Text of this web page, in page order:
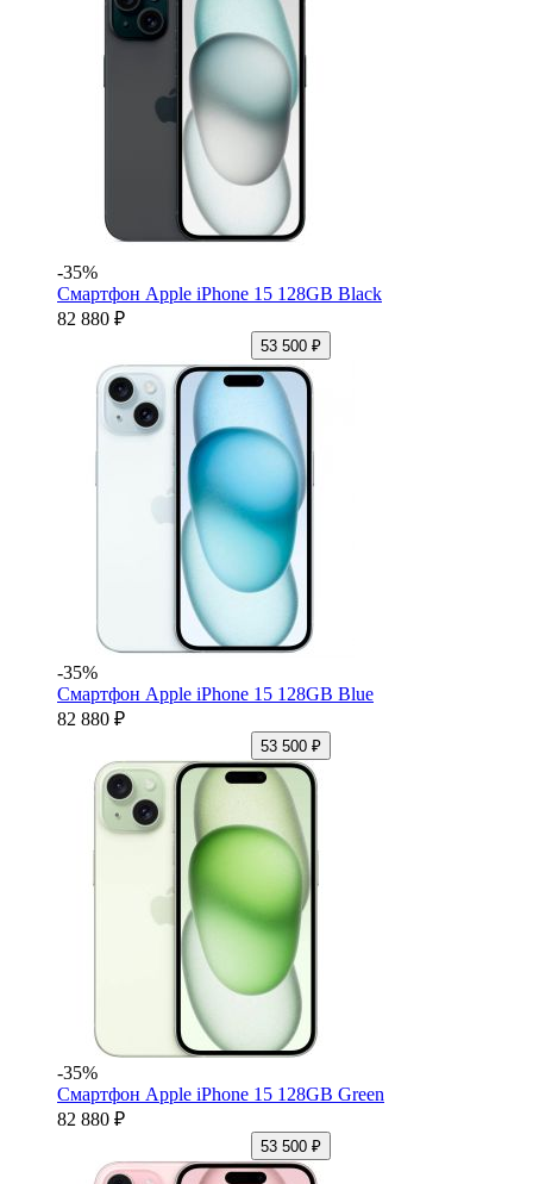
-35%
Смартфон Apple iPhone 15 128GB Black
82 880 ₽
53 500 ₽
-35%
Смартфон Apple iPhone 15 128GB Blue
82 880 ₽
53 500 ₽
-35%
Смартфон Apple iPhone 15 128GB Green
82 880 ₽
53 500 ₽